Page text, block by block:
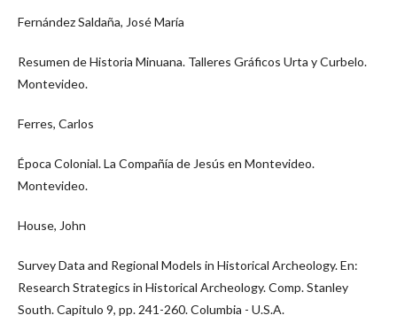
Fernández Saldaña, José María
Resumen de Historia Minuana. Talleres Gráficos Urta y Curbelo.
Montevideo.
Ferres, Carlos
Época Colonial. La Compañía de Jesús en Montevideo.
Montevideo.
House, John
Survey Data and Regional Models in Historical Archeology. En:
Research Strategics in Historical Archeology. Comp. Stanley
South. Capitulo 9, pp. 241-260. Columbia - U.S.A.